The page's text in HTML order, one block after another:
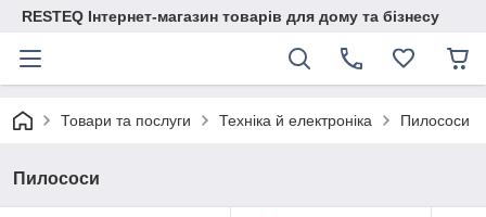
RESTEQ Інтернет-магазин товарів для дому та бізнесу
Товари та послуги Техніка й електроніка Пилососи
Пилососи